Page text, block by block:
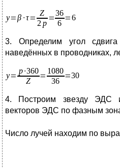
3. Определим угол
наведённых в проводниках,
4. Построим звезду ЭДС
векторов ЭДС по фазным
Число лучей находим по